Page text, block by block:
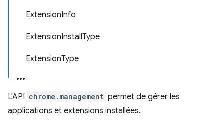
ExtensionInfo
ExtensionInstallType
ExtensionType
L'API chrome.management permet de gérer les
applications et extensions installées.